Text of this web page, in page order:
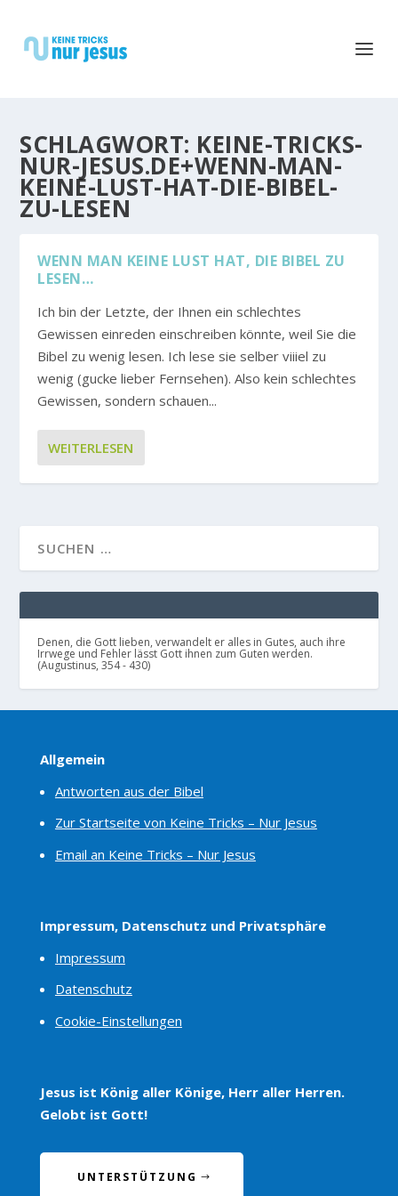
SCHLAGWORT: KEINE-TRICKS-
NUR-JESUS.DE+WENN-MAN-
KEINE-LUST-HAT-DIE-BIBEL-
ZU-LESEN
WENN MAN KEINE LUST HAT, DIE BIBEL ZU
LESEN…
Ich bin der Letzte, der Ihnen ein schlechtes
Gewissen einreden einschreiben könnte, weil Sie die
Bibel zu wenig lesen. Ich lese sie selber viiiel zu
wenig (gucke lieber Fernsehen). Also kein schlechtes
Gewissen, sondern schauen...
WEITERLESEN
Denen, die Gott lieben, verwandelt er alles in Gutes, auch ihre
Irrwege und Fehler lässt Gott ihnen zum Guten werden.
(Augustinus, 354 - 430)
Allgemein
Antworten aus der Bibel
Zur Startseite von Keine Tricks – Nur Jesus
Email an Keine Tricks – Nur Jesus
Impressum, Datenschutz und Privatsphäre
Impressum
Datenschutz
Cookie-Einstellungen
Jesus ist König aller Könige, Herr aller Herren.
Gelobt ist Gott!
UNTERSTÜTZUNG